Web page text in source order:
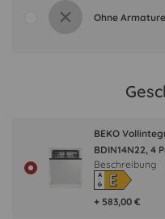
Ohne Armature
BEKO
BDIN14N22, 4
+ 583,00 €
A
↑G E
Beschreibung